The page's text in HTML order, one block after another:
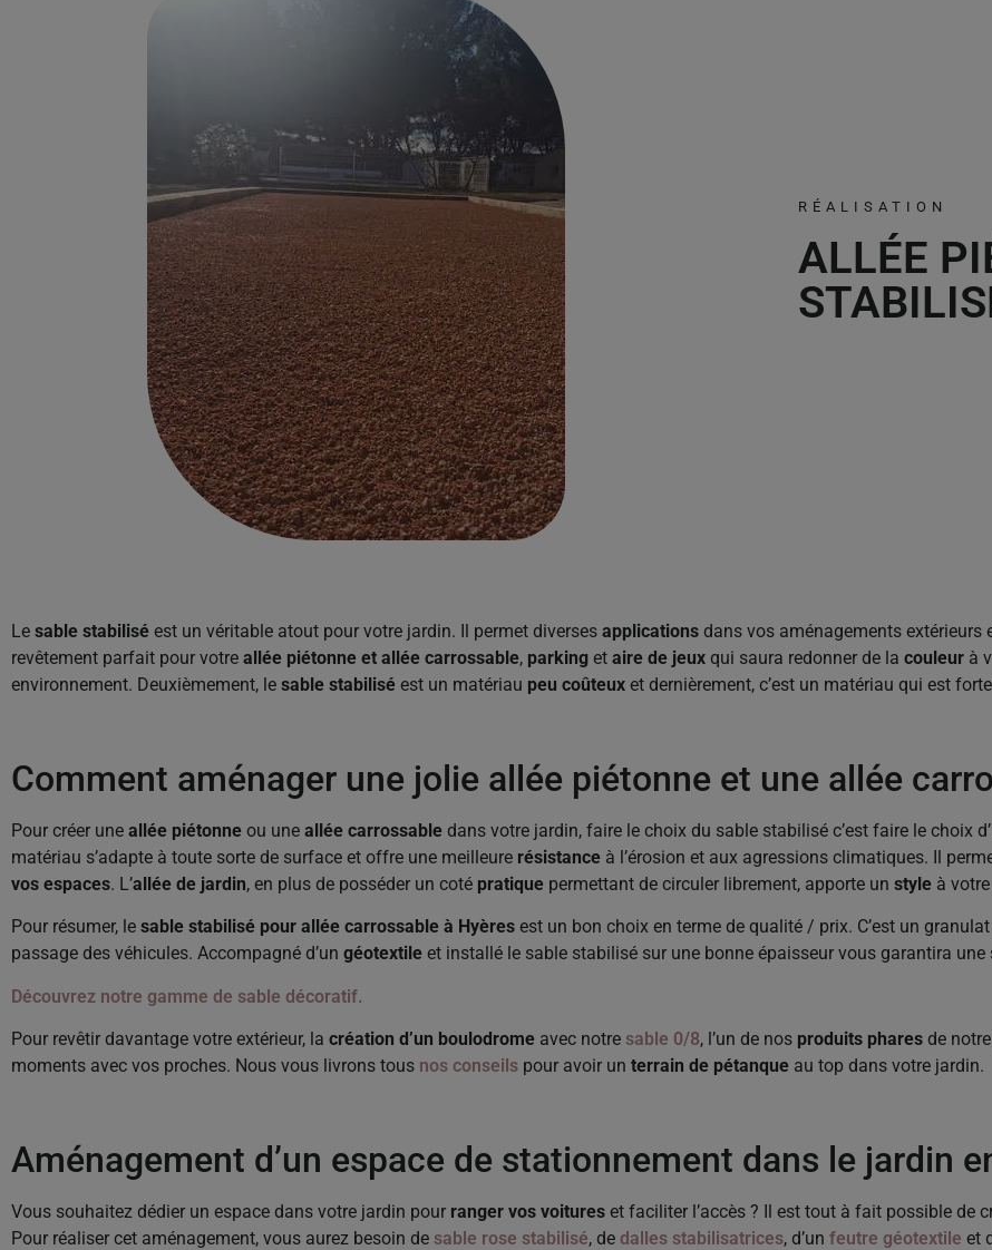
RÉALISATION
ALLÉE
Le sable stabilisé est un véritable atout pour votre jardin. Il permet diverses applications dans vos aménagements extérieurs
revêtement parfait pour votre allée piétonne et allée carrossable, parking et aire de jeux qui saura redonner de la couleur à
environnement. Deuxièmement, le sable stabilisé est un matériau peu coûteux et dernièrement, c’est un matériau qui est
Comment aménager une jolie allée piétonne et une allée
Pour créer une allée piétonne ou une allée carrossable dans votre jardin, faire le choix du sable stabilisé c’est faire le choix
matériau s’adapte à toute sorte de surface et offre une meilleure résistance à l’érosion et aux agressions climatiques. Il
vos espaces. L’allée de jardin, en plus de posséder un coté pratique permettant de circuler librement, apporte un style à
Pour résumer, le sable stabilisé pour allée carrossable à Hyères est un bon choix en terme de qualité / prix. C’est un
passage des véhicules. Accompagné d’un géotextile et installé le sable stabilisé sur une bonne épaisseur vous garantira
Découvrez notre gamme de sable décoratif.
Pour revêtir davantage votre extérieur, la création d’un boulodrome avec notre sable 0/8, l’un de nos produits phares de
moments avec vos proches. Nous vous livrons tous nos conseils pour avoir un terrain de pétanque au top dans votre jardin.
Aménagement d’un espace de stationnement dans le jardin
Vous souhaitez dédier un espace dans votre jardin pour ranger vos voitures et faciliter l’accès ? Il est tout à fait possible de
Pour réaliser cet aménagement, vous aurez besoin de sable rose stabilisé, de dalles stabilisatrices, d’un feutre géotextile et